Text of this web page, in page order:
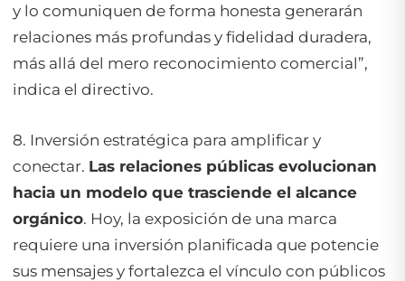
y lo comuniquen de forma honesta generarán
relaciones más profundas y fidelidad duradera,
más allá del mero reconocimiento comercial”,
indica el directivo.
8. Inversión estratégica para amplificar y
conectar. Las relaciones públicas evolucionan
hacia un modelo que trasciende el alcance
orgánico. Hoy, la exposición de una marca
requiere una inversión planificada que potencie
sus mensajes y fortalezca el vínculo con públicos